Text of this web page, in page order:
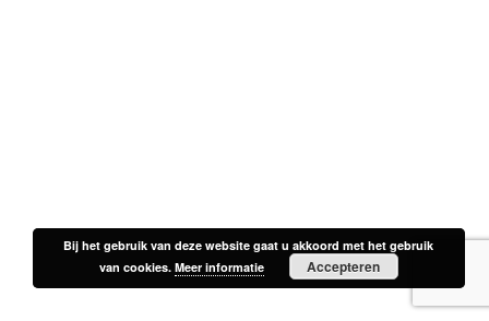
Bij het gebruik van deze website gaat u akkoord met het gebruik
van cookies. Meer informatie Accepteren
Bij het gebruik van deze website gaat u akkoord met het gebruik
van cookies. Meer informatie Accepteren